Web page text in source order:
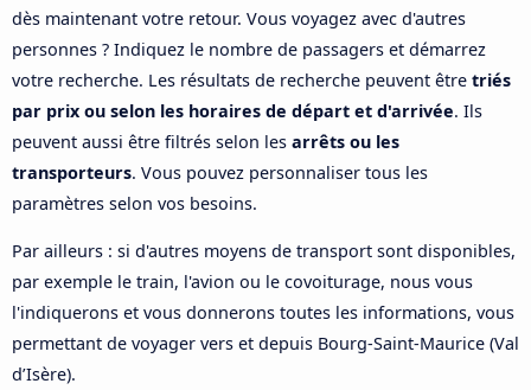
dès maintenant votre retour. Vous voyagez avec d'autres
personnes ? Indiquez le nombre de passagers et démarrez
votre recherche. Les résultats de recherche peuvent être triés
par prix ou selon les horaires de départ et d'arrivée. Ils
peuvent aussi être filtrés selon les arrêts ou les
transporteurs. Vous pouvez personnaliser tous les
paramètres selon vos besoins.
Par ailleurs : si d'autres moyens de transport sont disponibles,
par exemple le train, l'avion ou le covoiturage, nous vous
l'indiquerons et vous donnerons toutes les informations, vous
permettant de voyager vers et depuis Bourg-Saint-Maurice (Val
d’Isère).